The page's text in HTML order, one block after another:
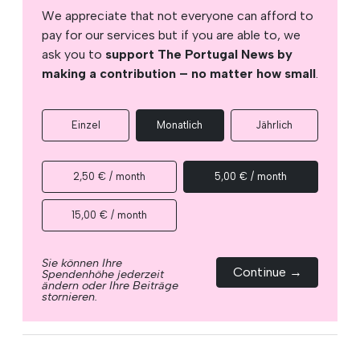
We appreciate that not everyone can afford to
pay for our services but if you are able to, we
ask you to support The Portugal News by
making a contribution – no matter how small.
Einzel Monatlich Jährlich
2,50 € / month 5,00 € / month
15,00 € / month
Sie können Ihre
Spendenhöhe jederzeit
ändern oder Ihre Beiträge
stornieren.
Continue →